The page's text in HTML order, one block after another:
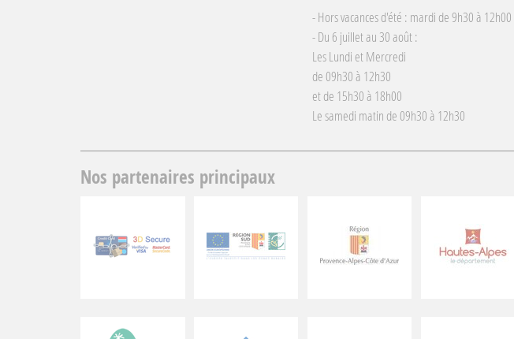
- Hors vacances d'été : mardi de 9h30 à 12h00
- Du 6 juillet au 30 août :
Les Lundi et Mercredi
de 09h30 à 12h30
et de 15h30 à 18h00
Le samedi matin de 09h30 à 12h30
Nos partenaires principaux